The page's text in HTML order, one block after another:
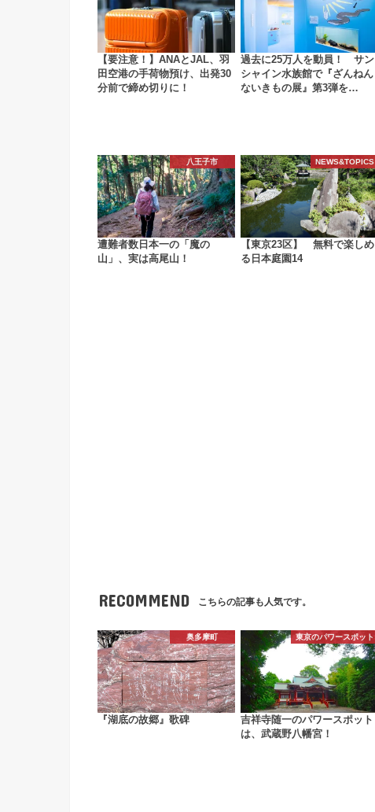
【要注意！】ANAとJAL、羽
田空港の手荷物預け、出発30
分前で締め切りに！
過去に25万人を動員！ サン
シャイン水族館で『ざんねん
ないきもの展』第3弾を…
八王子市
遭難者数日本一の「魔の
山」、実は高尾山！
NEWS&TOPICS
【東京23区】 無料で楽しめ
る日本庭園14
RECOMMEND こちらの記事も人気です。
奥多摩町
『湖底の故郷』歌碑
東京のパワースポット
吉祥寺随一のパワースポット
は、武蔵野八幡宮！